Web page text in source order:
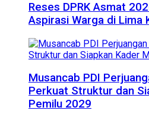
Reses DPRK Asmat
Aspirasi Warga di Lima
Musancab PDI
Perkuat Struktur dan
Pemilu 2029